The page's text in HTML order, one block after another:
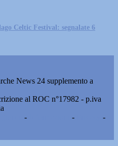
Celtic Festival: segnalate 6
News 24 supplemento a
al ROC n°17982 - p.iva
- -
-